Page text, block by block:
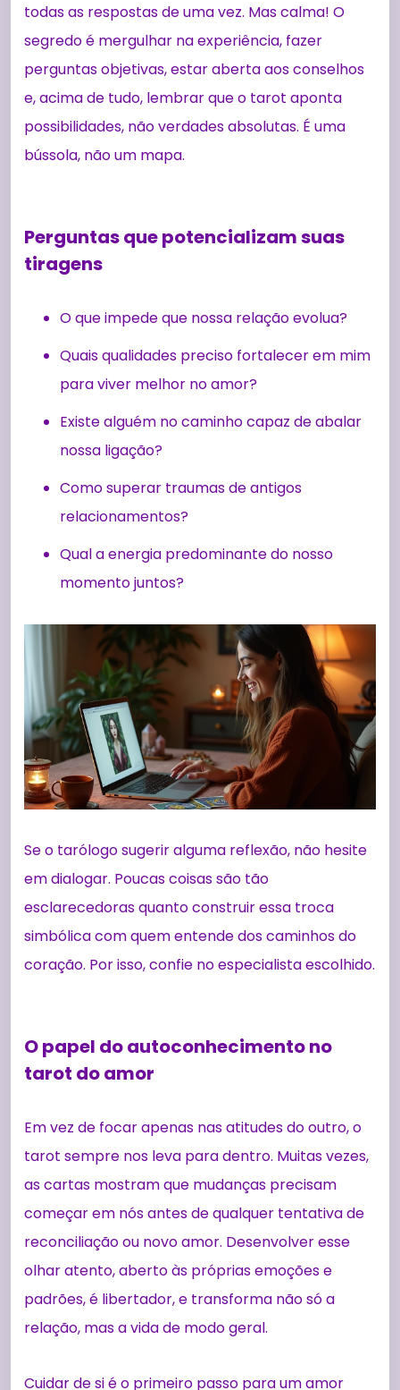
todas as respostas de uma vez. Mas calma! O
segredo é mergulhar na experiência, fazer
perguntas objetivas, estar aberta aos conselhos
e, acima de tudo, lembrar que o tarot aponta
possibilidades, não verdades absolutas. É uma
bússola, não um mapa.
Perguntas que potencializam suas
tiragens
O que impede que nossa relação evolua?
Quais qualidades preciso fortalecer em mim
para viver melhor no amor?
Existe alguém no caminho capaz de abalar
nossa ligação?
Como superar traumas de antigos
relacionamentos?
Qual a energia predominante do nosso
momento juntos?
Se o tarólogo sugerir alguma reflexão, não hesite
em dialogar. Poucas coisas são tão
esclarecedoras quanto construir essa troca
simbólica com quem entende dos caminhos do
coração. Por isso, confie no especialista escolhido.
O papel do autoconhecimento no
tarot do amor
Em vez de focar apenas nas atitudes do outro, o
tarot sempre nos leva para dentro. Muitas vezes,
as cartas mostram que mudanças precisam
começar em nós antes de qualquer tentativa de
reconciliação ou novo amor. Desenvolver esse
olhar atento, aberto às próprias emoções e
padrões, é libertador, e transforma não só a
relação, mas a vida de modo geral.
Cuidar de si é o primeiro passo para um amor